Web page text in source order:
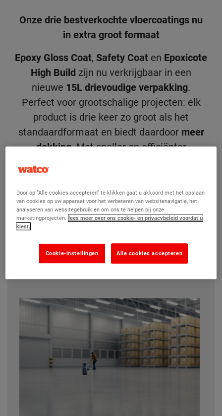
Onze drie bestverkochte vloercoatings nu
in extra groot formaat
Epoxy Gloss Coat, Safety Coat en Epoxicote
High Build zijn nu verkrijgbaar in een
nieuwe 15L drievoudige verpakking.
Perfect voor grootschalige projecten: elk
product is drie keer zo groot als het
standaardformaat en biedt daardoor meer
dekking. Met sneller en efficiënter
afwerken met slechts
MEER, MEER, MEER
Door op “Alle cookies accepteren” te klikken gaat u akkoord met het opslaan
van cookies op uw apparaat voor het verbeteren van websitenavigatie, het
analyseren van websitegebruik en om ons te helpen bij onze
marketingprojecten. lees meer over ons cookie- en privacybeleid voordat u
kiest.
Alle cookies accepteren
Cookie-instellingen